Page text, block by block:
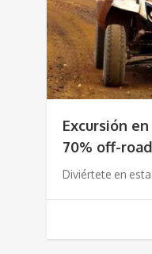
Excursión
70% off-road
Diviértete en